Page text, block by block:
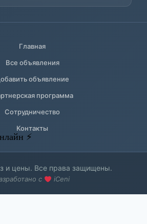
Главная
Все объявления
объявление
программа
Сотрудничество
Контакты
и цены. Все права защищены.
с iCeni